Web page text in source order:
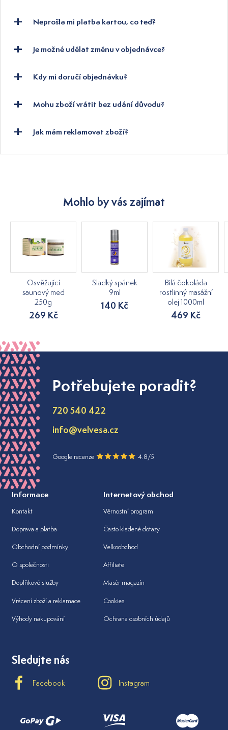
Neprošla mi platba kartou, co teď?
Je možné udělat změnu v objednávce?
Kdy mi doručí objednávku?
Mohu zboží vrátit bez udání důvodu?
Jak mám reklamovat zboží?
Mohlo by vás zajímat
Osvěžující
saunový med
250g
269 Kč
Sladký spánek
9ml
140 Kč
Bílá čokoláda
rostlinný masážní
olej 1000ml
469 Kč
Potřebujete poradit?
720 540 422
info@velvesa.cz
Google recenze 4.8/5
Informace
Kontakt
Doprava a platba
Obchodní podmínky
O společnosti
Doplňkové služby
Vrácení zboží a reklamace
Výhody nakupování
Internetový obchod
Věrnostní program
Často kladené dotazy
Velkoobchod
Affiliate
Masér magazín
Cookies
Ochrana osobních údajů
Sledujte nás
Facebook Instagram